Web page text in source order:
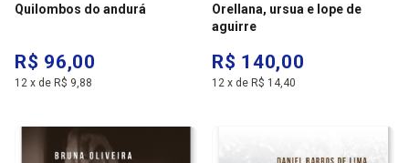
Quilombos do andurá
R$ 96,00
12 x de R$ 9,88
Orellana, ursua e lope de
aguirre
R$ 140,00
12 x de R$ 14,40